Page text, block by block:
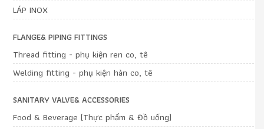
LÁP INOX
FLANGE& PIPING FITTINGS
Thread fitting - phụ kiện ren co, tê
Welding fitting - phụ kiện hàn co, tê
SANITARY VALVE& ACCESSORIES
Food & Beverage (Thực phẩm & Đồ uống)